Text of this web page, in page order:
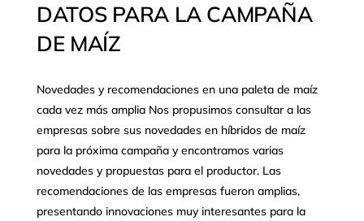
DATOS PARA LA CAMPAÑA
DE MAÍZ
Novedades y recomendaciones en una paleta de maíz
cada vez más amplia Nos propusimos consultar a las
empresas sobre sus novedades en híbridos de maíz
para la próxima campaña y encontramos varias
novedades y propuestas para el productor. Las
recomendaciones de las empresas fueron amplias,
presentando innovaciones muy interesantes para la